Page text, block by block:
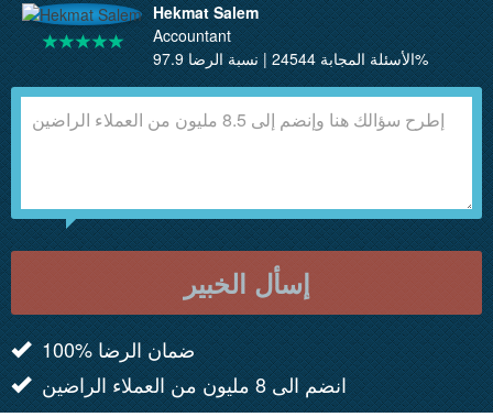
Hekmat Salem
Accountant
الأسئلة المجابة 24544 | نسبة الرضا 97.9%
إسأل الخبير
100% ضمان الرضا
انضم الى 8 مليون من العملاء الراضين